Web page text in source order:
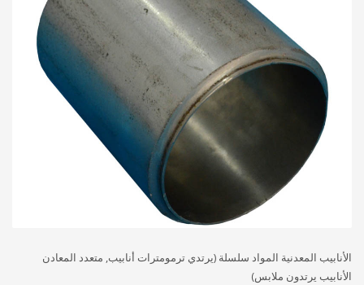
الأنابيب المعدنية المواد سلسلة (يرتدي ترمومترات أنابيب, متعدد المعادن
الأنابيب يرتدون ملابس)